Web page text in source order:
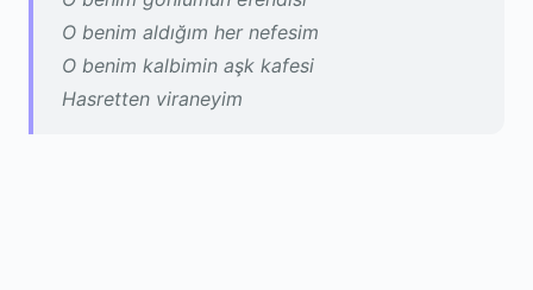
O benim aldığım her nefesim
O benim kalbimin aşk kafesi
Hasretten viraneyim